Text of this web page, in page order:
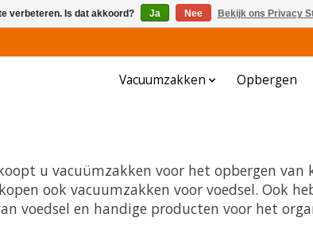
Vacuumzakken Opbergen
u vacuümzakken voor het opbergen van
ook vacuumzakken voor voedsel. Ook
voedsel en handige producten voor het
verbeteren. Is dat akkoord? Ja Nee Bekijk ons Privacy